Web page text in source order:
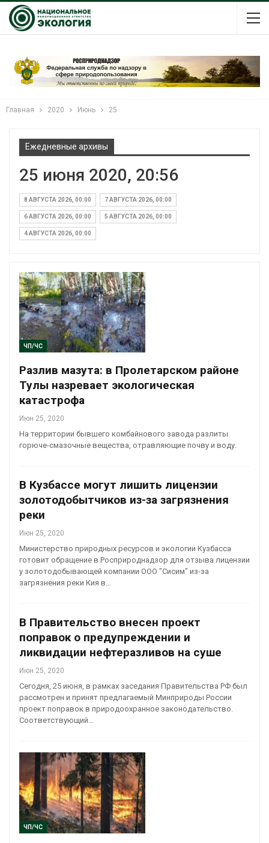
Главная 2020 Июнь 25
Ежедневные архивы
25 июня 2020, 20:56
8 АВГУСТА 2026, 00:00 7 АВГУСТА 2026, 00:00
6 АВГУСТА 2026, 00:00 5 АВГУСТА 2026, 00:00
4 АВГУСТА 2026, 00:00
ЧП/ЧС
Разлив мазута: в Пролетарском районе
Тулы назревает экологическая
катастрофа
Июн 25, 2020
На территории бывшего комбайнового завода разлиты
горюче-смазочные вещества, отравляющие почву и воду.
В Кузбассе могут лишить лицензии
золотодобытчиков из-за загрязнения
реки
Июн 25, 2020
Министерство природных ресурсов и экологии Кузбасса
готовит обращение в Росприроднадзор для отзыва лицензии
у золотодобывающей компании ООО "Сисим" из-за
загрязнения реки Кия в…
В Правительство внесен проект
поправок о предупреждении и
ликвидации нефтеразливов на суше
Июн 25, 2020
Сегодня, 25 июня, в рамках заседания Правительства РФ был
рассмотрен и принят предлагаемый Минприроды России
проект поправок в природоохранное законодательство.
Соответствующий…
ЧП/ЧС